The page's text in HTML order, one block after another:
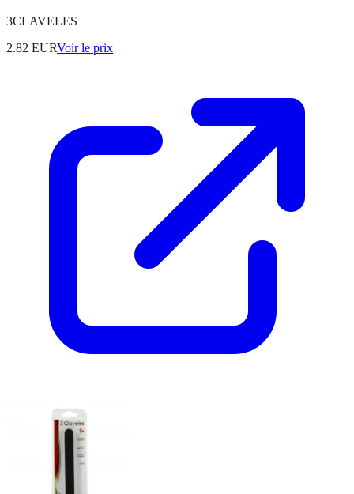
3CLAVELES
2.82 EURVoir le prix